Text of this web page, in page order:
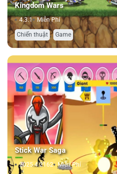
Kingdom Wars
4.3.1 Miễn Phí
Chiến thuật , Game
Stick War Saga
2025.4.2162 Miễn Phí